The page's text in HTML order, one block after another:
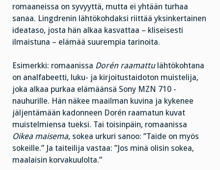
romaaneissa on syvyyttä, mutta ei yhtään turhaa
sanaa. Lingdrenin lähtökohdaksi riittää yksinkertainen
ideataso, josta hän alkaa kasvattaa – kliseisesti
ilmaistuna – elämää suurempia tarinoita.
Esimerkki: romaanissa Dorén raamattulähtökohtana
on analfabeetti, luku- ja kirjoitustaidoton muistelija,
joka alkaa purkaa elämäänsä Sony MZN 710 -
nauhurille. Hän näkee maailman kuvina ja kykenee
jäljentämään kadonneen Dorén raamatun kuvat
muistelmiensa tueksi. Tai toisinpäin, romaanissa
Oikea maisema, sokea urkuri sanoo: ”Taide on myös
sokeille.” Ja taiteilija vastaa: ”Jos minä olisin sokea,
maalaisin korvakuulolta.”